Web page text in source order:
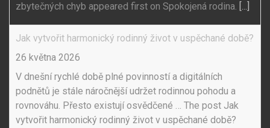
zbytečných chyb appeared first on Spokojená rodina. [...]
Jak vytvořit harmonický rodinný život v uspěchané době?
26 května 2026
V dnešní rychlé době plné povinností a digitálních
podnětů je stále náročnější udržet rodinnou pohodu a
rovnováhu. Přesto existují osvědčené … The post Jak
vytvořit harmonický rodinný život v uspěchané době?